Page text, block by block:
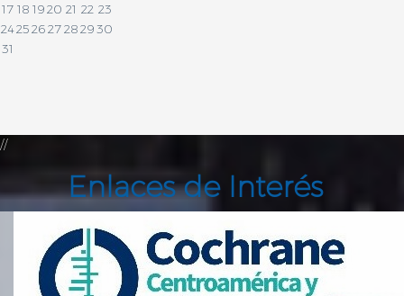
17 18 1920 21 22 23
24252627282930
31
//
Enlaces de Interés